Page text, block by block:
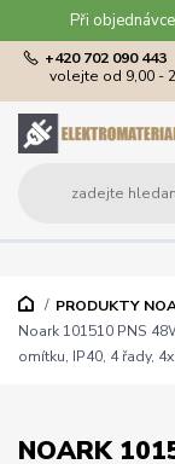
Při
+420 702 090 443
volejte od 9,00 -
PRODUKTY
Noark 101510 PNS
omítku, IP40, 4 řady,
NOARK